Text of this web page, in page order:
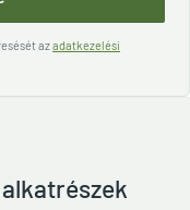
azadatkezelési